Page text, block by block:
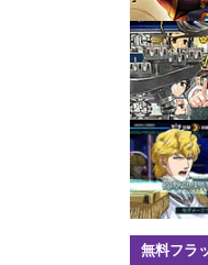
無料フラ